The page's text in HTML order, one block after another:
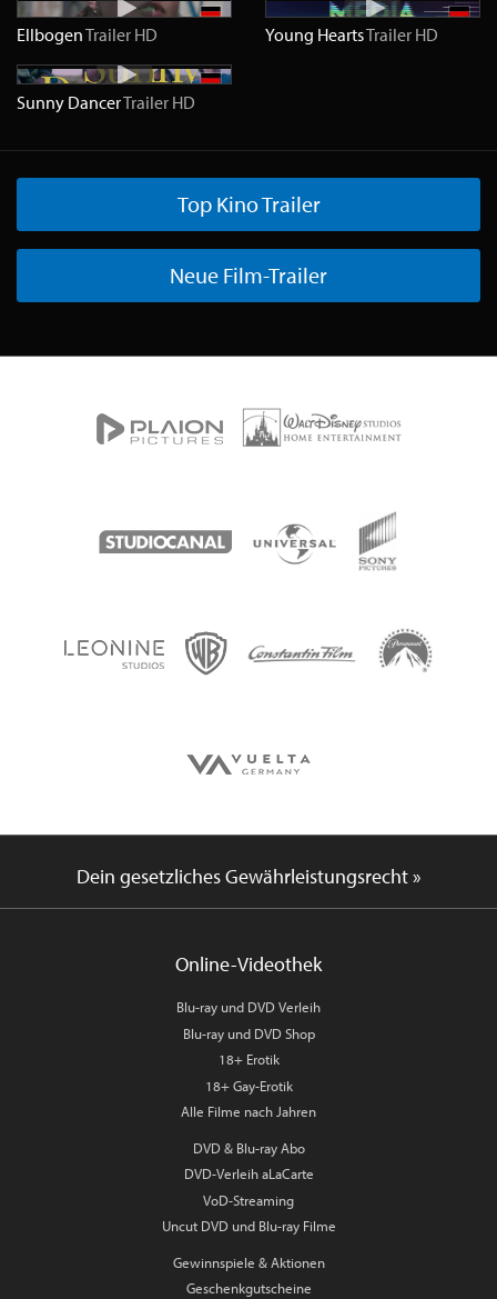
EllbogenTrailer HD Young HeartsTrailer HD
Sunny DancerTrailer HD
Top Kino Trailer
Neue Film-Trailer
Dein gesetzliches Gewährleistungsrecht »
Online-Videothek
Blu-ray und DVD Verleih
Blu-ray und DVD Shop
18+ Erotik
18+ Gay-Erotik
Alle Filme nach Jahren
DVD & Blu-ray Abo
DVD-Verleih aLaCarte
VoD-Streaming
Uncut DVD und Blu-ray Filme
Gewinnspiele & Aktionen
Geschenkgutscheine